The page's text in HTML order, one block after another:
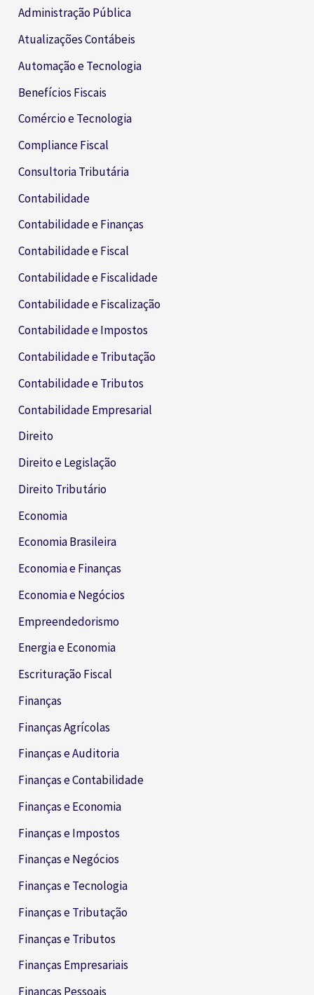
Administração Pública
Atualizações Contábeis
Automação e Tecnologia
Benefícios Fiscais
Comércio e Tecnologia
Compliance Fiscal
Consultoria Tributária
Contabilidade
Contabilidade e Finanças
Contabilidade e Fiscal
Contabilidade e Fiscalidade
Contabilidade e Fiscalização
Contabilidade e Impostos
Contabilidade e Tributação
Contabilidade e Tributos
Contabilidade Empresarial
Direito
Direito e Legislação
Direito Tributário
Economia
Economia Brasileira
Economia e Finanças
Economia e Negócios
Empreendedorismo
Energia e Economia
Escrituração Fiscal
Finanças
Finanças Agrícolas
Finanças e Auditoria
Finanças e Contabilidade
Finanças e Economia
Finanças e Impostos
Finanças e Negócios
Finanças e Tecnologia
Finanças e Tributação
Finanças e Tributos
Finanças Empresariais
Finanças Pessoais